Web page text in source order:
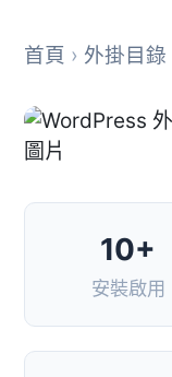
首頁 › 外掛目錄
10+
安裝啟用